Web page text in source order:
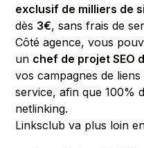
exclusif de milliers de
dès 3€, sans frais de
Côté agence, vous
un chef de projet SEO
vos campagnes de
service, afin que 100%
netlinking.
Linksclub va plus loin